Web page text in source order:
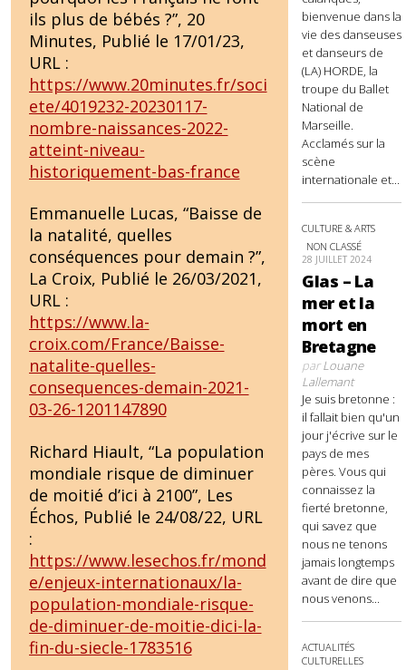
ils plus de bébés ?”, 20
Minutes, Publié le 17/01/23,
URL :
https://www.20minutes.fr/soci
ete/4019232-20230117-
nombre-naissances-2022-
atteint-niveau-
historiquement-bas-france
Emmanuelle Lucas, “Baisse de
la natalité, quelles
conséquences pour demain ?”,
La Croix, Publié le 26/03/2021,
URL :
https://www.la-
croix.com/France/Baisse-
natalite-quelles-
consequences-demain-2021-
03-26-1201147890
Richard Hiault, “La population
mondiale risque de diminuer
de moitié d’ici à 2100”, Les
Échos, Publié le 24/08/22, URL
:
https://www.lesechos.fr/mond
e/enjeux-internationaux/la-
population-mondiale-risque-
de-diminuer-de-moitie-dici-la-
fin-du-siecle-1783516
bienvenue dans la
vie des danseuses
et danseurs de
(LA) HORDE, la
troupe du Ballet
National de
Marseille.
Acclamés sur la
scène
internationale et...
CULTURE & ARTS
NON CLASSÉ
28 JUILLET 2024
Glas – La
mer et la
mort en
Bretagne
parLouane
Lallemant
Je suis bretonne :
il fallait bien qu'un
jour j'écrive sur le
pays de mes
pères. Vous qui
connaissez la
fierté bretonne,
qui savez que
nous ne tenons
jamais longtemps
avant de dire que
nous venons...
ACTUALITÉS
CULTURELLES